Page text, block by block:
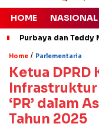
HOME NASIONAL
Purbaya dan Teddy
Home / Parlementaria
Ketua DPRD
‘PR’ dalam
Tahun 2025